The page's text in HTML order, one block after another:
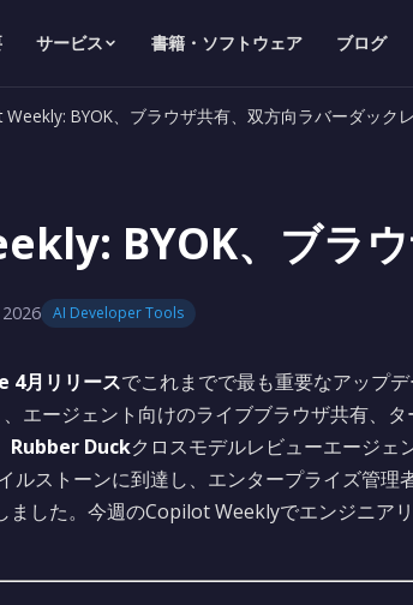
サービス 書籍・ソフトウェア ブログ
Weekly: BYOK、ブラウザ共有、双方向ラバーダック
BYOK、ブラ
AI Developer Tools
4月リリースでこれまでで最も重要なアップ
、エージェント向けのライブブラウザ共有、
Rubber Duckクロスモデルレビューエージェ
ルストーンに到達し、エンタープライズ管理
ました。今週のCopilot Weeklyでエンジニア